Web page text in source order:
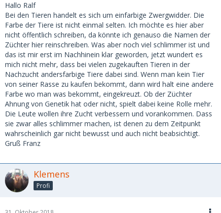
Hallo Ralf
Bei den Tieren handelt es sich um einfarbige Zwergwidder. Die
Farbe der Tiere ist nicht einmal selten. Ich möchte es hier aber
nicht öffentlich schreiben, da könnte ich genauso die Namen der
Züchter hier reinschreiben. Was aber noch viel schlimmer ist und
das ist mir erst im Nachhinein klar geworden, jetzt wundert es
mich nicht mehr, dass bei vielen zugekauften Tieren in der
Nachzucht andersfarbige Tiere dabei sind. Wenn man kein Tier
von seiner Rasse zu kaufen bekommt, dann wird halt eine andere
Farbe wo man was bekommt, eingekreuzt. Ob der Züchter
Ahnung von Genetik hat oder nicht, spielt dabei keine Rolle mehr.
Die Leute wollen ihre Zucht verbessern und vorankommen. Dass
sie zwar alles schlimmer machen, ist denen zu dem Zeitpunkt
wahrscheinlich gar nicht bewusst und auch nicht beabsichtigt.
Gruß Franz
Klemens
Profi